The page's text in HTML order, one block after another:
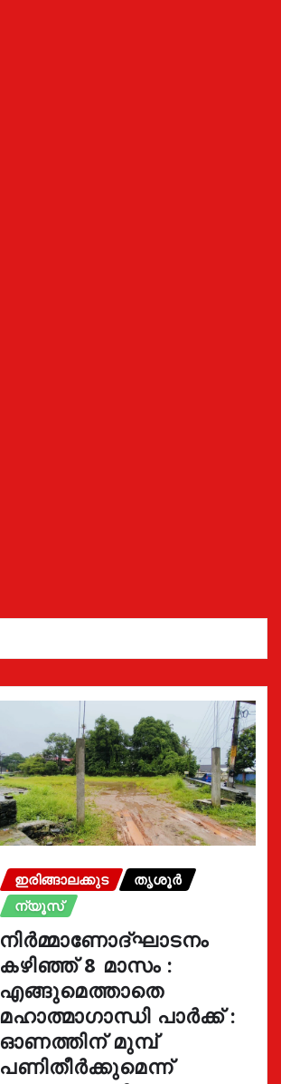
ഇരിങ്ങാലക്കുട
തൃശൂർ
ന്യൂസ്
നിർമ്മാണോദ്ഘാടനം
കഴിഞ്ഞ് 8 മാസം :
എങ്ങുമെത്താതെ
മഹാത്മാഗാന്ധി പാർക്ക് :
ഓണത്തിന് മുമ്പ്
പണിതീർക്കുമെന്ന്